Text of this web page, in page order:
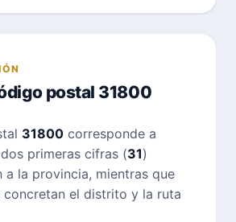
postal 31800
31800 corresponde a
dos primeras cifras (31)
a la provincia, mientras que
concretan el distrito y la ruta